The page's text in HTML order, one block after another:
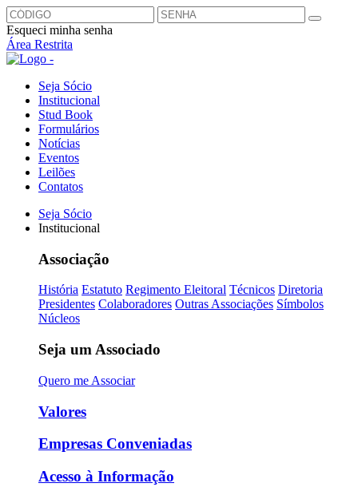
Esqueci minha senha
Área Restrita
Seja Sócio
Institucional
Stud Book
Formulários
Notícias
Eventos
Leilões
Contatos
Seja Sócio
Institucional
Associação
História Estatuto Regimento Eleitoral Técnicos Diretoria
Presidentes Colaboradores Outras Associações Símbolos
Núcleos
Seja um Associado
Quero me Associar
Valores
Empresas Conveniadas
Acesso à Informação